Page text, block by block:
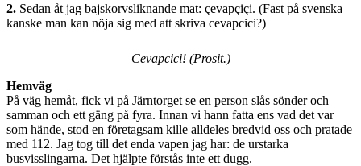
2. Sedan åt jag bajskorvsliknande mat: çevapçiçi. (Fast på svenska
kanske man kan nöja sig med att skriva cevapcici?)
Cevapcici! (Prosit.)
Hemväg
På väg hemåt, fick vi på Järntorget se en person slås sönder och
samman och ett gäng på fyra. Innan vi hann fatta ens vad det var
som hände, stod en företagsam kille alldeles bredvid oss och pratade
med 112. Jag tog till det enda vapen jag har: de urstarka
busvisslingarna. Det hjälpte förstås inte ett dugg.